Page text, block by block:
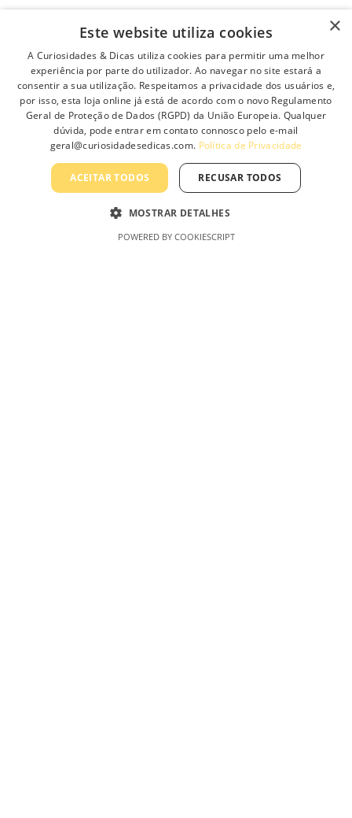
Adicionar
×
Este website utiliza cookies
A Curiosidades & Dicas utiliza cookies para permitir uma melhor
experiência por parte do utilizador. Ao navegar no site estará a
consentir a sua utilização. Respeitamos a privacidade dos usuários e,
por isso, esta loja online já está de acordo com o novo Regulamento
Geral de Proteção de Dados (RGPD) da União Europeia. Qualquer
dúvida, pode entrar em contato connosco pelo e-mail
geral@curiosidadesedicas.com. Política de Privacidade
ACEITAR TODOS RECUSAR TODOS
MOSTRAR DETALHES
POWERED BY COOKIESCRIPT